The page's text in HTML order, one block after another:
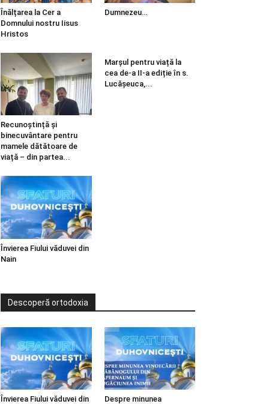
Înălțarea la Cer a
Domnului nostru Iisus
Hristos
Dumnezeu…
Recunoștință și
binecuvântare pentru
mamele dătătoare de
viață – din partea...
Marșul pentru viață la
cea de-a II-a ediție în s.
Lucășeuca,...
Învierea Fiului văduvei din
Nain
Descoperă ortodoxia
Învierea Fiului văduvei din
Despre minunea